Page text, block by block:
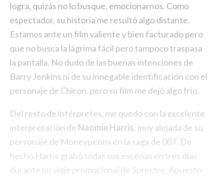
logra, quizás no lo busque, emocionarnos. Como
espectador, su historia me resultó algo distante.
Estamos ante un film valiente y bien facturado pero
que no busca la lágrima fácil pero tampoco traspasa
la pantalla. No dudo de las buenas intenciones de
Barry Jenkins ni de su innegable identificación con el
personaje de Chiron, pero su film me dejó algo frío.
Del resto de intérpretes, me quedo con la excelente
interpretación de Naomie Harris, muy alejada de su
personaje de Moneypenny en la saga de 007. De
hecho Harris grabó todas sus escenas en tres días
durante un viaje promocional de Sprectre. Apuesto